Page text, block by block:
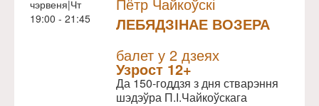
чэрвеня|Чт
19:00 - 21:45
ЛЕБЯДЗІНАЕ ВОЗЕРА
балет у 2 дзеях
Узрoст 12+
Да 150-годдзя з дня стварэння
шэдэўра П.І.Чайкоўскага